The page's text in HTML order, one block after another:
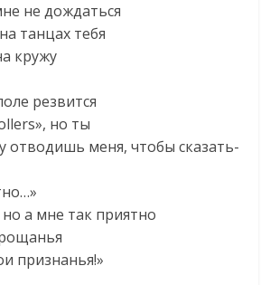
не дождаться
танцах тебя
кружу
резвится
но ты
отводишь меня, чтобы сказать-
а мне так приятно
признанья!»